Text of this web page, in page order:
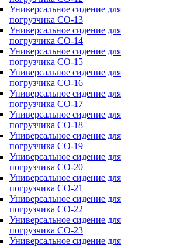
Универсальное сидение для
погрузчика CO-13
Универсальное сидение для
погрузчика CO-14
Универсальное сидение для
погрузчика CO-15
Универсальное сидение для
погрузчика CO-16
Универсальное сидение для
погрузчика CO-17
Универсальное сидение для
погрузчика CO-18
Универсальное сидение для
погрузчика CO-19
Универсальное сидение для
погрузчика CO-20
Универсальное сидение для
погрузчика CO-21
Универсальное сидение для
погрузчика CO-22
Универсальное сидение для
погрузчика CO-23
Универсальное сидение для